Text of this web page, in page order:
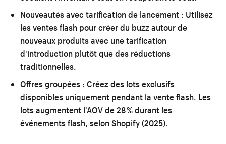
Nouveautés avec tarification de lancement : Utilisez
les ventes flash pour créer du buzz autour de
nouveaux produits avec une tarification
d'introduction plutôt que des réductions
traditionnelles.
Offres groupées : Créez des lots exclusifs
disponibles uniquement pendant la vente flash. Les
lots augmentent l'AOV de 28 % durant les
événements flash, selon Shopify (2025).